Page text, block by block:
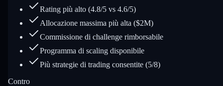
Rating più alto (4.8/5 vs 4.6/5)
Allocazione massima più alta ($2M)
Commissione di challenge rimborsabile
Programma di scaling disponibile
Più strategie di trading consentite (5/8)
Contro